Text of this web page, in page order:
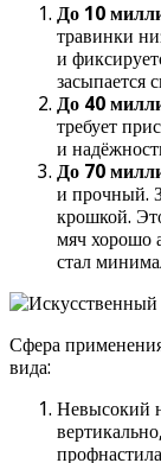
До 10
травинки
и
засыпается
До 40
требует
и
До 70
и прочный.
крошкой.
мяч хорошо
стал
Сфера применения
вида:
Невысокий